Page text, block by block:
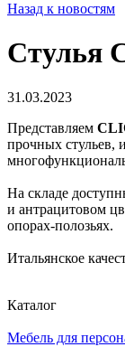
Назад к новостям
Стулья
31.03.2023
Представляем
прочных стульев,
На складе
и антрацитовом
опорах-полозьях.
Итальянское
Каталог
Мебель для